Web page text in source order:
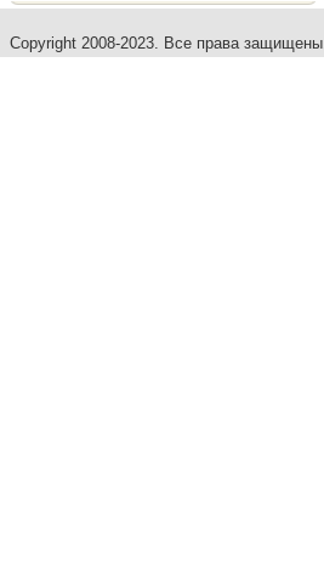
Copyright 2008-2023. Все права защищены.